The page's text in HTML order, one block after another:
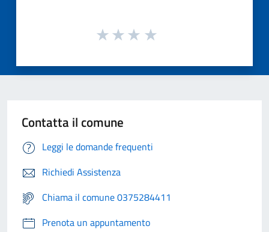
Contatta il comune
Leggi le domande frequenti
Richiedi Assistenza
Chiama il comune 0375284411
Prenota un appuntamento